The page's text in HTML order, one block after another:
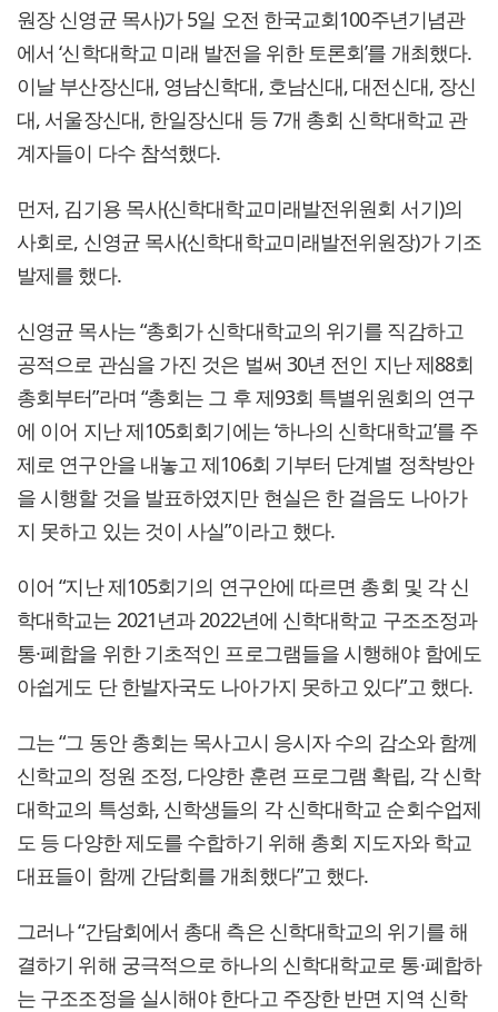
원장 신영균 목사)가 5일 오전 한국교회100주년기념관
에서 ‘신학대학교 미래 발전을 위한 토론회’를 개최했다.
이날 부산장신대, 영남신학대, 호남신대, 대전신대, 장신
대, 서울장신대, 한일장신대 등 7개 총회 신학대학교 관
계자들이 다수 참석했다.
먼저, 김기용 목사(신학대학교미래발전위원회 서기)의
사회로, 신영균 목사(신학대학교미래발전위원장)가 기조
발제를 했다.
신영균 목사는 “총회가 신학대학교의 위기를 직감하고
공적으로 관심을 가진 것은 벌써 30년 전인 지난 제88회
총회부터”라며 “총회는 그 후 제93회 특별위원회의 연구
에 이어 지난 제105회회기에는 ‘하나의 신학대학교’를 주
제로 연구안을 내놓고 제106회 기부터 단계별 정착방안
을 시행할 것을 발표하였지만 현실은 한 걸음도 나아가
지 못하고 있는 것이 사실”이라고 했다.
이어 “지난 제105회기의 연구안에 따르면 총회 및 각 신
학대학교는 2021년과 2022년에 신학대학교 구조조정과
통·폐합을 위한 기초적인 프로그램들을 시행해야 함에도
아쉽게도 단 한발자국도 나아가지 못하고 있다”고 했다.
그는 “그 동안 총회는 목사고시 응시자 수의 감소와 함께
신학교의 정원 조정, 다양한 훈련 프로그램 확립, 각 신학
대학교의 특성화, 신학생들의 각 신학대학교 순회수업제
도 등 다양한 제도를 수합하기 위해 총회 지도자와 학교
대표들이 함께 간담회를 개최했다”고 했다.
그러나 “간담회에서 총대 측은 신학대학교의 위기를 해
결하기 위해 궁극적으로 하나의 신학대학교로 통·폐합하
는 구조조정을 실시해야 한다고 주장한 반면 지역 신학